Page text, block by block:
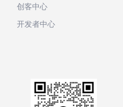
创客中心
开发者中心